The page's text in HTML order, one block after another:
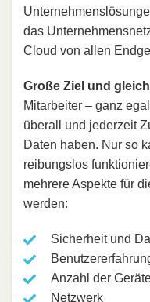
das
Cloud von allen
Große Ziel und
Mitarbeiter – ganz
überall und jederzeit
Daten haben. Nur so
reibungslos
mehrere Aspekte für
werden:
Sicherheit und
Anzahl der
Netzwerk